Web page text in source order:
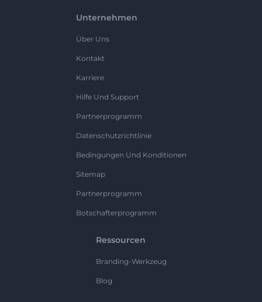
Unternehmen
Über Uns
Kontakt
Karriere
Hilfe Und Support
Partnerprogramm
Datenschutzrichtlinie
Bedingungen Und Konditionen
Sitemap
Partnerprogramm
Botschafterprogramm
Ressourcen
Branding-Werkzeug
Blog